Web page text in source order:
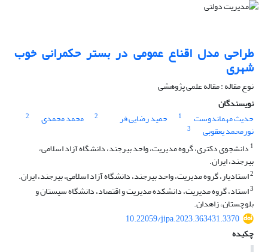
طراحی مدل اقناع عمومی در بستر حکمرانی خوب
شهری
نوع مقاله : مقاله علمی پژوهشی
نویسندگان
حدیث مهماندوست
1 حمید رضایی فر 2 محمد محمدی 2
نورمحمد یعقوبی
3
1 دانشجوی دکتری، گروه مدیریت، واحد بیرجند، دانشگاه آزاد اسلامی،
بیرجند، ایران.
2استادیار، گروه مدیریت، واحد بیرجند، دانشگاه آزاد اسلامی، بیرجند، ایران.
3استاد، گروه مدیریت، دانشکده مدیریت و اقتصاد، دانشگاه سیستان و
بلوچستان، زاهدان.
10.22059/jipa.2023.363431.3370
چکیده